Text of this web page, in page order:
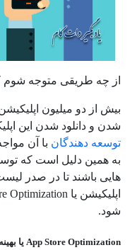
از چه طریقی متوجه شوم
بیش از دو میلیون
شدن و دانلود شدن این
توسعه دهندگان با آن
به همین دلیل است که
هایی باشند تا در صدر
شود.
App Store Optimization یا بهینه سازی اپلیکیشن چیست؟